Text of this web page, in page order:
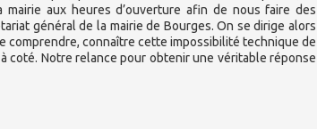
aux heures d’ouverture afin de nous faire des
général de la mairie de Bourges. On se dirige alors
comprendre, connaître cette impossibilité technique de
coté. Notre relance pour obtenir une véritable réponse